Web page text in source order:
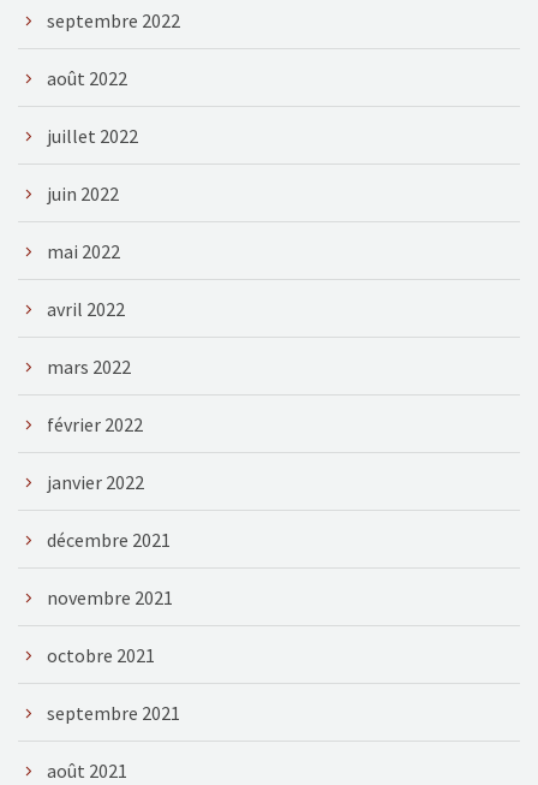
septembre 2022
août 2022
juillet 2022
juin 2022
mai 2022
avril 2022
mars 2022
février 2022
janvier 2022
décembre 2021
novembre 2021
octobre 2021
septembre 2021
août 2021